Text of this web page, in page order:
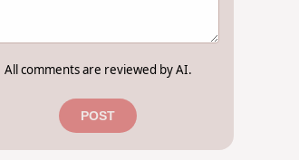
All comments are reviewed by AI.
POST